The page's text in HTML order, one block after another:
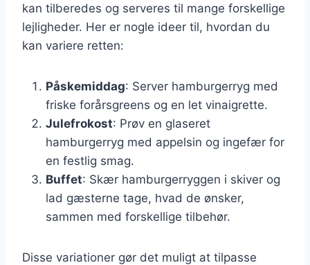
kan tilberedes og serveres til mange forskellige
lejligheder. Her er nogle ideer til, hvordan du
kan variere retten:
Påskemiddag: Server hamburgerryg med
friske forårsgreens og en let vinaigrette.
Julefrokost: Prøv en glaseret
hamburgerryg med appelsin og ingefær for
en festlig smag.
Buffet: Skær hamburgerryggen i skiver og
lad gæsterne tage, hvad de ønsker,
sammen med forskellige tilbehør.
Disse variationer gør det muligt at tilpasse